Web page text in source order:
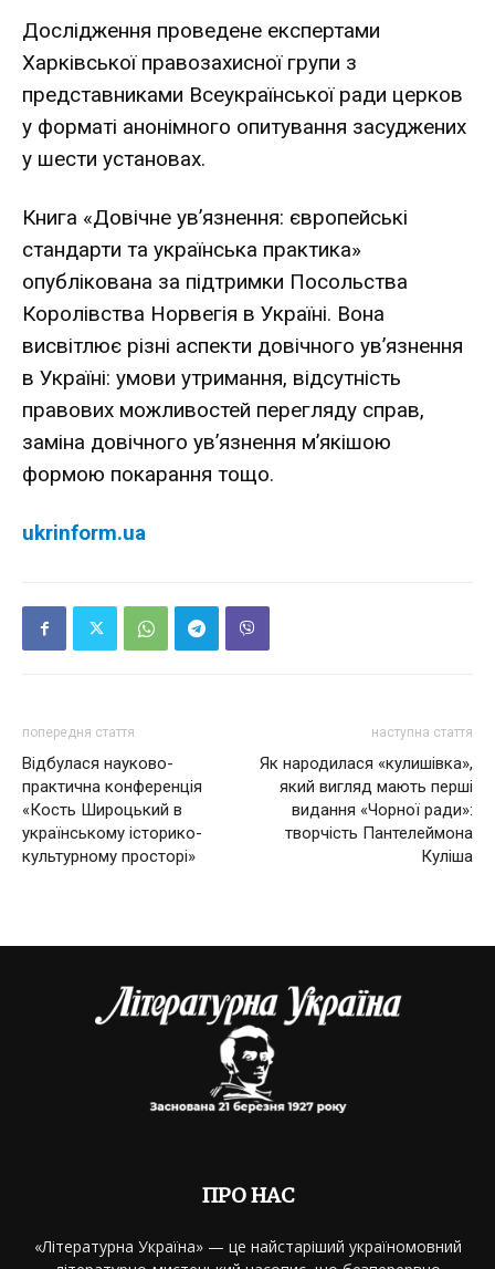
Дослідження проведене експертами
Харківської правозахисної групи з
представниками Всеукраїнської ради церков
у форматі анонімного опитування засуджених
у шести установах.
Книга «Довічне ув’язнення: європейські
стандарти та українська практика»
опублікована за підтримки Посольства
Королівства Норвегія в Україні. Вона
висвітлює різні аспекти довічного ув’язнення
в Україні: умови утримання, відсутність
правових можливостей перегляду справ,
заміна довічного ув’язнення м’якішою
формою покарання тощо.
ukrinform.ua
попередня стаття
Відбулася науково-
практична конференція
«Кость Широцький в
українському історико-
культурному просторі»
наступна стаття
Як народилася «кулишівка»,
який вигляд мають перші
видання «Чорної ради»:
творчість Пантелеймона
Куліша
ПРО НАС
«Літературна Україна» — це найстаріший україномовний